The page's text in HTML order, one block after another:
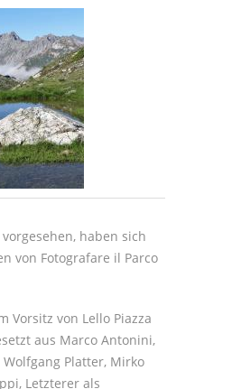
haben sich
von Fotografare il Parco
Vorsitz von Lello Piazza
aus Marco Antonini,
Platter, Mirko
Letzterer als